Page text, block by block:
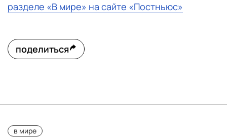
разделе «В мире» на сайте «Постньюс»
поделиться
в мире